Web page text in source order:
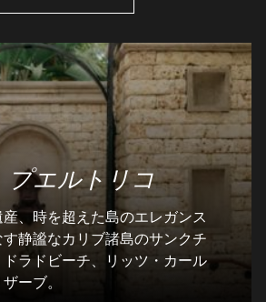
プエルトリコ
産、時を超えた島のエレガンス
す静謐なカリブ諸島のサンクチ
ドラドビーチ、リッツ・カール
ーブ。